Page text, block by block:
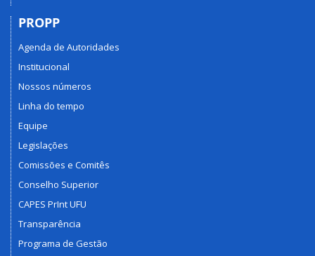
PROPP
Agenda de Autoridades
Institucional
Nossos números
Linha do tempo
Equipe
Legislações
Comissões e Comitês
Conselho Superior
CAPES PrInt UFU
Transparência
Programa de Gestão